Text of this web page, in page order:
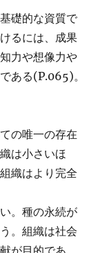
礎的な資質で
るには、成果
力や想像力や
ある(P.065)。
の唯一の存在
は小さいほ
織はより完全
。種の永続が
。組織は社会
が目的であ